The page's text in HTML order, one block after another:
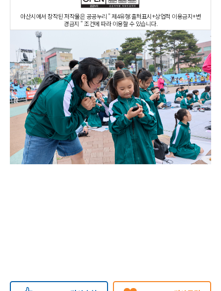
아산시에서 창작된 저작물은 공공누리 " 제4유형:출처표시+상업적 이용금지+변
경금지 " 조건에 따라 이용할 수 있습니다.